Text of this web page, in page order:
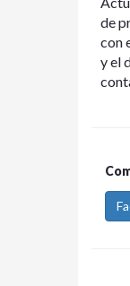
de
con
y el